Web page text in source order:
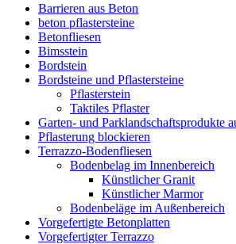
Barrieren aus Beton
beton pflastersteine
Betonfliesen
Bimsstein
Bordstein
Bordsteine und Pflastersteine
Pflasterstein
Taktiles Pflaster
Garten- und Parklandschaftsprodukte
Pflasterung blockieren
Terrazzo-Bodenfliesen
Bodenbelag im Innenbereich
Künstlicher Granit
Künstlicher Marmor
Bodenbeläge im Außenbereich
Vorgefertigte Betonplatten
Vorgefertigter Terrazzo